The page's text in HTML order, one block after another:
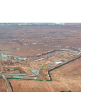
cấp ngày 24.3.2020
sự chấp thuận bằng văn